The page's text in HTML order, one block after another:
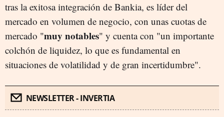
tras la exitosa integración de Bankia, es líder del
mercado en volumen de negocio, con unas cuotas de
mercado "muy notables" y cuenta con "un importante
colchón de liquidez, lo que es fundamental en
situaciones de volatilidad y de gran incertidumbre".
NEWSLETTER - INVERTIA